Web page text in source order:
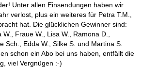
Unter allen Einsendungen haben wir
verlost, plus ein weiteres für Petra T.M.,
hat. Die glücklichen Gewinner sind:
Fraue W., Lisa W., Ramona D.,
Sch., Edda W., Silke S. und Martina S.
schon ein Abo bei uns haben, entfällt die
viel Vergnügen :-)